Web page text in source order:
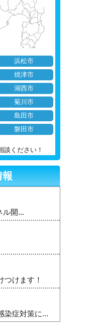
浜松市
焼津市
湖西市
菊川市
島田市
磐田市
談ください！
報
ル開...
つけます！
染症対策に...